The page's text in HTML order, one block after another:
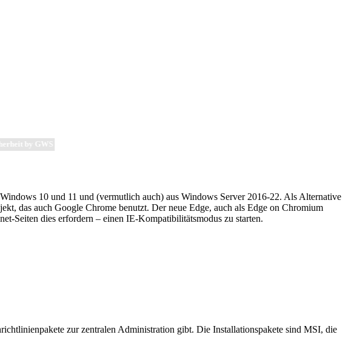
by GWS
10 und 11 und (vermutlich auch) aus Windows Server 2016-22. Als Alternative
das auch Google Chrome benutzt. Der neue Edge, auch als Edge on Chromium
Seiten dies erfordern – einen IE-Kompatibilitätsmodus zu starten.
zur zentralen Administration gibt. Die Installationspakete sind MSI, die